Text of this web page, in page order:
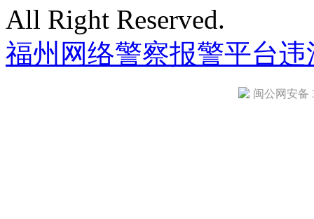
All Right Reserved.
福州网络警察报警平台违
闽公网安备